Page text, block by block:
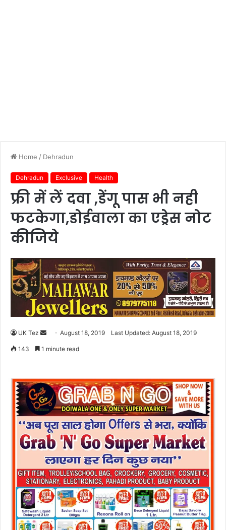
Home / Dehradun
Dehradun Exclusive Health
फ्री में लें दवा ,डेंगू पास भी नही
फटकेगा,डोईवाला का एड्रेस नोट
कीजिये
UK Tez
a
e
m
a
i
August 18, 2019 Last Updated: August 18, 2019
143 1 minute read